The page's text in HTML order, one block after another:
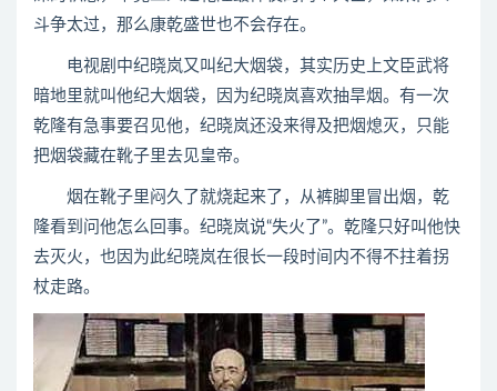
斗争太过，那么康乾盛世也不会存在。
电视剧中纪晓岚又叫纪大烟袋，其实历史上文臣武将
暗地里就叫他纪大烟袋，因为纪晓岚喜欢抽旱烟。有一次
乾隆有急事要召见他，纪晓岚还没来得及把烟熄灭，只能
把烟袋藏在靴子里去见皇帝。
烟在靴子里闷久了就烧起来了，从裤脚里冒出烟，乾
隆看到问他怎么回事。纪晓岚说“失火了”。乾隆只好叫他快
去灭火，也因为此纪晓岚在很长一段时间内不得不拄着拐
杖走路。